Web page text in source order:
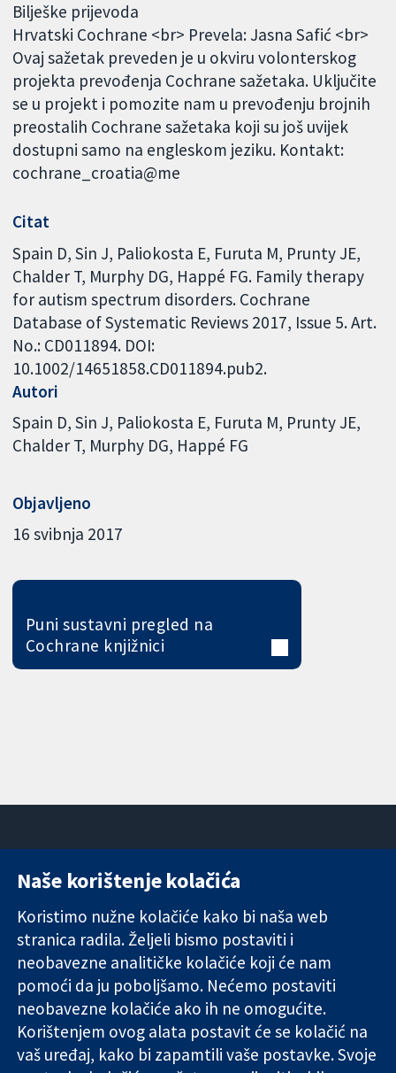
Bilješke prijevoda
Hrvatski Cochrane <br> Prevela: Jasna Safić <br>
Ovaj sažetak preveden je u okviru volonterskog
projekta prevođenja Cochrane sažetaka. Uključite
se u projekt i pomozite nam u prevođenju brojnih
preostalih Cochrane sažetaka koji su još uvijek
dostupni samo na engleskom jeziku. Kontakt:
cochrane_croatia@me
Citat
Spain D, Sin J, Paliokosta E, Furuta M, Prunty JE,
Chalder T, Murphy DG, Happé FG. Family therapy
for autism spectrum disorders. Cochrane
Database of Systematic Reviews 2017, Issue 5. Art.
No.: CD011894. DOI:
10.1002/14651858.CD011894.pub2.
Autori
Spain D Sin J Paliokosta E Furuta M Prunty JE
Chalder T Murphy DG Happé FG
Objavljeno
16 svibnja 2017
Puni sustavni pregled na
Cochrane knjižnici
Pouzdani dokazi.
Utemeljeni
dokazi.
Bolje zdravlje.
11-13 Cavendish
London
W1G 0AN
Ujedinjeno
Kraljevstvo
Novosti
medije
O nama
Poslovi
Cochrane
Library
Naše korištenje kolačića
Koristimo nužne kolačiće kako bi naša web
stranica radila. Željeli bismo postaviti i
neobavezne analitičke kolačiće koji će nam
pomoći da ju poboljšamo. Nećemo postaviti
neobavezne kolačiće ako ih ne omogućite.
Korištenjem ovog alata postavit će se kolačić na
vaš uređaj, kako bi zapamtili vaše postavke. Svoje